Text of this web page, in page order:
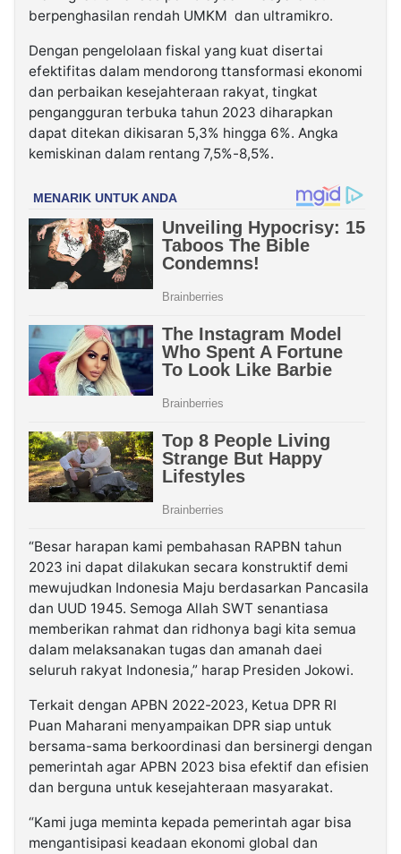
berpenghasilan rendah UMKM dan ultramikro.
Dengan pengelolaan fiskal yang kuat disertai
efektifitas dalam mendorong ttansformasi ekonomi
dan perbaikan kesejahteraan rakyat, tingkat
pengangguran terbuka tahun 2023 diharapkan
dapat ditekan dikisaran 5,3% hingga 6%. Angka
kemiskinan dalam rentang 7,5%-8,5%.
“Besar harapan kami pembahasan RAPBN tahun
2023 ini dapat dilakukan secara konstruktif demi
mewujudkan Indonesia Maju berdasarkan Pancasila
dan UUD 1945. Semoga Allah SWT senantiasa
memberikan rahmat dan ridhonya bagi kita semua
dalam melaksanakan tugas dan amanah daei
seluruh rakyat Indonesia,” harap Presiden Jokowi.
Terkait dengan APBN 2022-2023, Ketua DPR RI
Puan Maharani menyampaikan DPR siap untuk
bersama-sama berkoordinasi dan bersinergi dengan
pemerintah agar APBN 2023 bisa efektif dan efisien
dan berguna untuk kesejahteraan masyarakat.
“Kami juga meminta kepada pemerintah agar bisa
mengantisipasi keadaan ekonomi global dan